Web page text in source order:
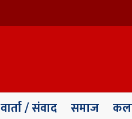
वार्ता / संवाद समाज